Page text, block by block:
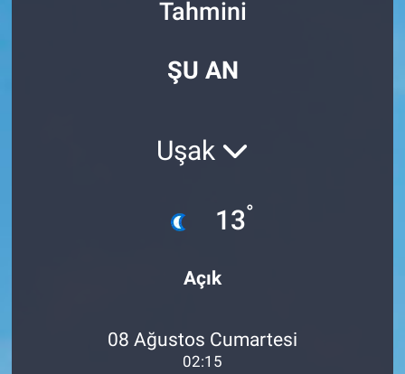
Tahmini
ŞU AN
Uşak
13°
Açık
08 Ağustos Cumartesi
02:15